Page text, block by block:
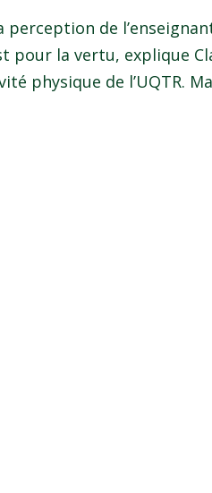
de
pour la vertu, explique
physique de l’UQTR.